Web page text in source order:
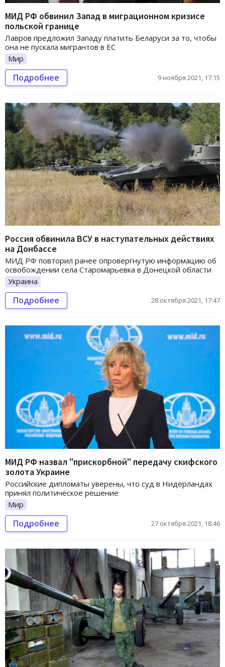
МИД РФ обвинил Запад в миграционном кризисе
польской границе
Лавров предложил Западу платить Беларуси за то, чтобы
она не пускала мигрантов в ЕС
Мир
Подробнее 9 ноября 2021, 17:15
Россия обвинила ВСУ в наступательных действиях
на Донбассе
МИД РФ повторил ранее опровергнутую информацию об
освобождении села Старомарьевка в Донецкой области
Украина
Подробнее 28 октября 2021, 17:47
МИД РФ назвал "прискорбной" передачу скифского
золота Украине
Российские дипломаты уверены, что суд в Нидерландах
принял политическое решение
Мир
Подробнее 27 октября 2021, 18:46